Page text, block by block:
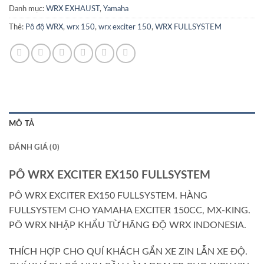
Danh mục: WRX EXHAUST , Yamaha
Thẻ: Pô độ WRX, wrx 150, wrx exciter 150, WRX FULLSYSTEM
MÔ TẢ
ĐÁNH GIÁ (0)
PÔ WRX EXCITER EX150 FULLSYSTEM
PÔ WRX EXCITER EX150 FULLSYSTEM. HÀNG
FULLSYSTEM CHO YAMAHA EXCITER 150CC, MX-KING.
PÔ WRX NHẬP KHẨU TỪ HÃNG ĐỘ WRX INDONESIA.
THÍCH HỢP CHO QUÍ KHÁCH GẮN XE ZIN LẪN XE ĐỘ.